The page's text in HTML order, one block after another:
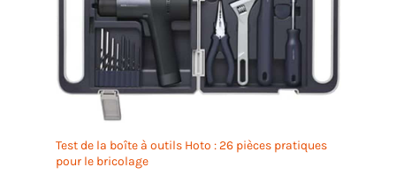
Test de la boîte à outils Hoto : 26 pièces pratiques
pour le bricolage